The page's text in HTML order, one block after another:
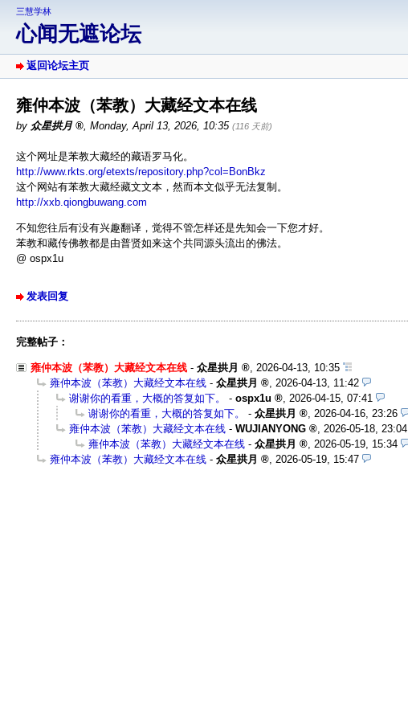
三慧学林
心闻无遮论坛
返回论坛主页
雍仲本波（苯教）大藏经文本在线
by 众星拱月 , Monday, April 13, 2026, 10:35 (116 天前)
这个网址是苯教大藏经的藏语罗马化。
http://www.rkts.org/etexts/repository.php?col=BonBkz
这个网站有苯教大藏经藏文文本，然而本文似乎无法复制。
http://xxb.qiongbuwang.com
不知您往后有没有兴趣翻译，觉得不管怎样还是先知会一下您才好。
苯教和藏传佛教都是由普贤如来这个共同源头流出的佛法。
@ ospx1u
发表回复
完整帖子：
雍仲本波（苯教）大藏经文本在线 - 众星拱月
2026-04-13, 10:35
雍仲本波（苯教）大藏经文本在线 - 众星拱月
2026-04-13, 11:42
谢谢你的看重，大概的答复如下。
- ospx1u
2026-04-15, 07:41
谢谢你的看重，大概的答复如下。
- 众星拱月
2026-04-16, 23:26
雍仲本波（苯教）大藏经文本在线 - WUJIANYONG
2026-05-18, 23:04
雍仲本波（苯教）大藏经文本在线 - 众星拱月
2026-05-19, 15:34
雍仲本波（苯教）大藏经文本在线 - 众星拱月 2026-05-19, 15:47